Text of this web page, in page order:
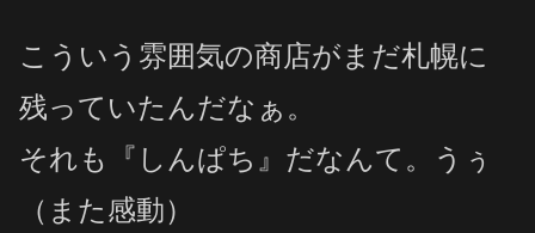
こういう雰囲気の商店がまだ札幌に
残っていたんだなぁ。
それも『しんぱち』だなんて。うぅ
（また感動）